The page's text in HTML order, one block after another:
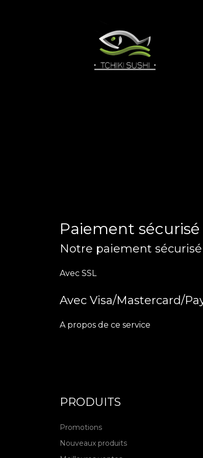
Paiement sécurisé
Notre paiement sécurisé
Avec SSL
Avec Visa/Mastercard/
A propos de ce service
PRODUITS
Promotions
Nouveaux produits